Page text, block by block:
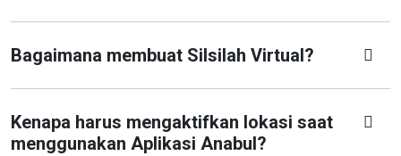
Bagaimana membuat Silsilah Virtual?
Kenapa harus mengaktifkan lokasi saat
menggunakan Aplikasi Anabul?